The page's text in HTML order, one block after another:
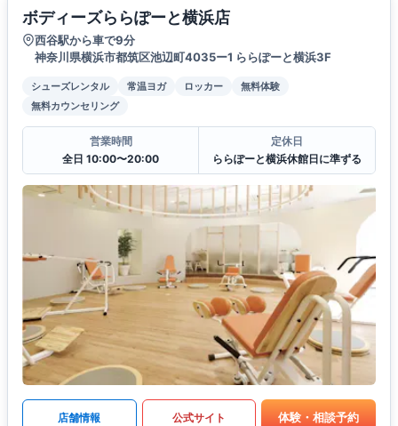
ボディーズららぽーと横浜店
西谷駅から車で9分
神奈川県横浜市都筑区池辺町4035ー1 ららぽーと横浜3F
シューズレンタル 常温ヨガ ロッカー
無料体験
無料カウンセリング
営業時間
全日 10:00〜20:00
定休日
ららぽーと横浜休館日に準ずる
店舗情報 公式サイト 体験・相談予約